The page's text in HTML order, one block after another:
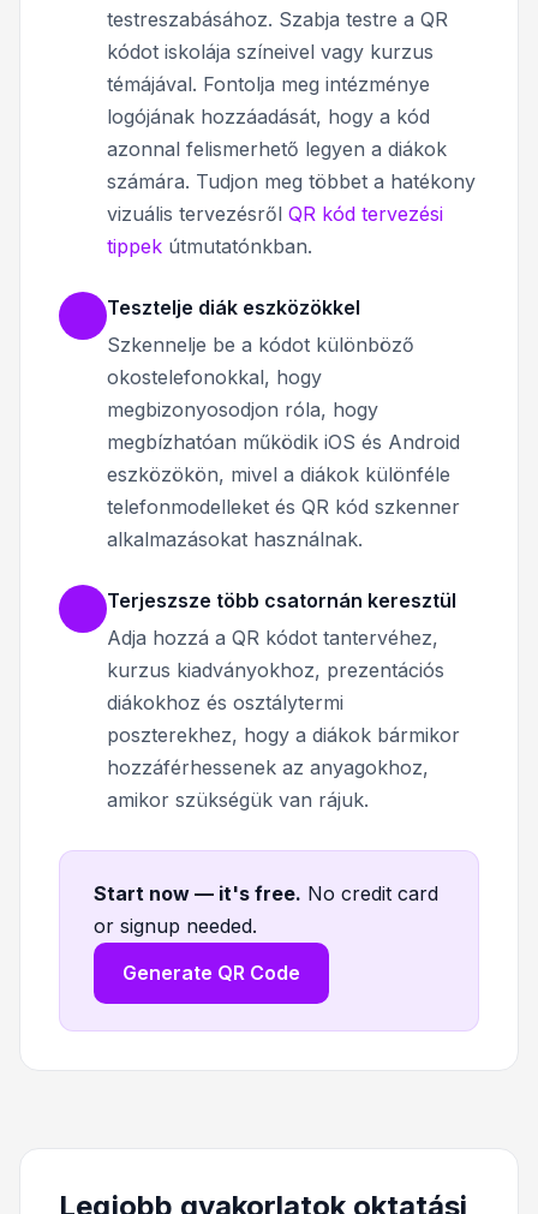
testreszabásához. Szabja testre a QR
kódot iskolája színeivel vagy kurzus
témájával. Fontolja meg intézménye
logójának hozzáadását, hogy a kód
azonnal felismerhető legyen a diákok
számára. Tudjon meg többet a hatékony
vizuális tervezésről QR kód tervezési
tippek útmutatónkban.
Tesztelje diák eszközökkel
Szkennelje be a kódot különböző
okostelefonokkal, hogy
megbizonyosodjon róla, hogy
megbízhatóan működik iOS és Android
eszközökön, mivel a diákok különféle
telefonmodelleket és QR kód szkenner
alkalmazásokat használnak.
Terjeszsze több csatornán keresztül
Adja hozzá a QR kódot tantervéhez,
kurzus kiadványokhoz, prezentációs
diákokhoz és osztálytermi
poszterekhez, hogy a diákok bármikor
hozzáférhessenek az anyagokhoz,
amikor szükségük van rájuk.
Start now — it's free. No credit card
or signup needed.
Generate QR Code
Legjobb gyakorlatok oktatási